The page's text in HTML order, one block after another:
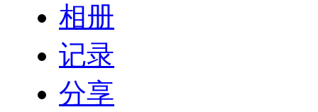
相册
记录
分享